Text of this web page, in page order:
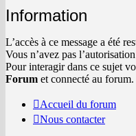
2026
21:50
Information
L’accès à ce message a été
Vous n’avez pas
Pour interagir dans ce sujet
Forum et connecté au forum.
Accueil du forum
Nous contacter